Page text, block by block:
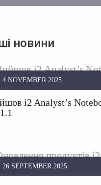
новини
i2 Analyst’s
4 NOVEMBER 2025
26 SEPTEMBER 2025